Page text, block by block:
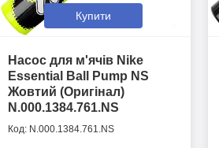
Купити
Насос для м'ячів Nike
Essential Ball Pump NS
Жовтий (Оригінал)
N.000.1384.761.NS
N.000.1384.761.NS